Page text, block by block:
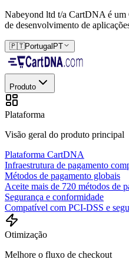
Nabeyond ltd t/a CartDNA é um
de desenvolvimento de
🇵🇹Portugal PT
Produto
Plataforma
Visão geral do produto principal
Plataforma CartDNA
Infraestrutura de pagamento
Métodos de pagamento globais
Aceite mais de 720 métodos de
Segurança e conformidade
Compatível com PCI-DSS e
Otimização
Melhore o fluxo de checkout